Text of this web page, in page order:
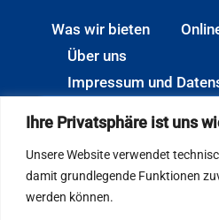
Ihre Privatsphäre ist uns
Unsere Website verwendet
damit grundlegende Funktionen
werden können.
Was wir bieten
Über uns
Impressum und
Öffnungszeiten:
17:00 Uhr · Fr.